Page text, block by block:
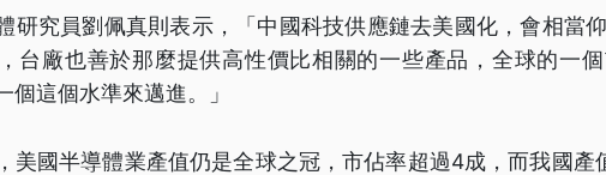
研究員劉佩真則表示，「中國科技供應鏈去美國化，會相當
台廠也善於那麼提供高性價比相關的一些產品，全球的一
個這個水準來邁進。」
美國半導體業產值仍是全球之冠，市佔率超過4成，而我國產